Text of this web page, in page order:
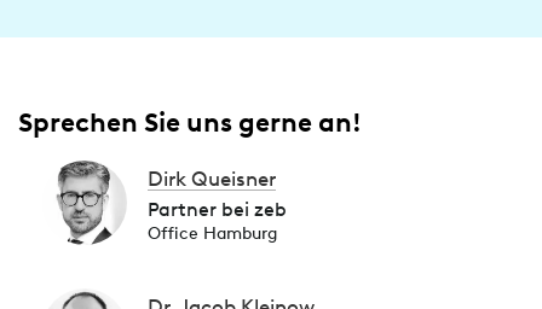
Sprechen Sie uns gerne an!
Dirk Queisner
Partner bei zeb
Office Hamburg